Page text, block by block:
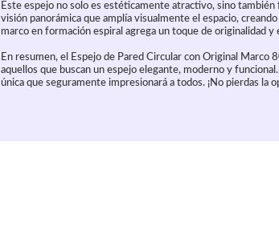
Este espejo no solo es estéticamente atractivo, sino también
visión panorámica que amplía visualmente el espacio,
marco en formación espiral agrega un toque de originalidad y
En resumen, el Espejo de Pared Circular con Original
aquellos que buscan un espejo elegante, moderno y
única que seguramente impresionará a todos. ¡No pierdas